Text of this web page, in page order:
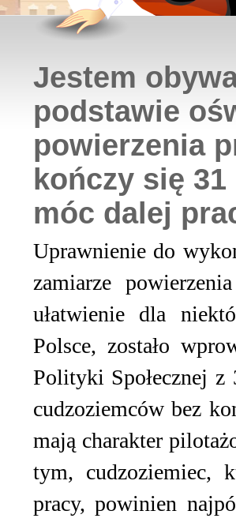
Jestem
podstawie
powierzenia
kończy się
móc dalej
Uprawnienie do
zamiarze
ułatwienie dla
Polsce, zostało
Polityki Społecznej
cudzoziemców bez
mają charakter
tym, cudzoziemiec,
pracy, powinien